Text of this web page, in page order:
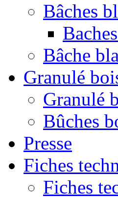
Bâches
Bâche
Granulé
Granulé
Bûches
Presse
Fiches
Fiches